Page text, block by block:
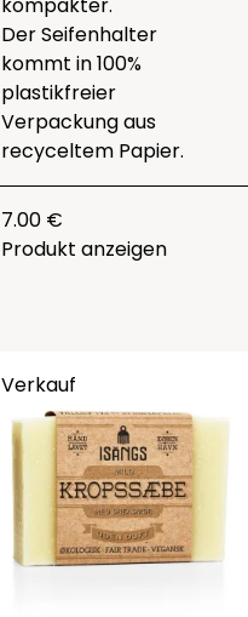
Der Seifenhalter
kommt in 100%
plastikfreier
Verpackung aus
recyceltem Papier.
7.00 €
Produkt anzeigen
Verkauf